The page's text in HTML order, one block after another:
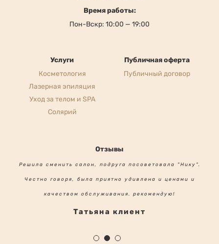
Пон-Вскр: 10:00 — 19:00
Косметология
Лазерная эпиляция
Уход за телом и SPA
Солярий
Публичный договор
Решила сменить салон, подруга посоветовала "Нику".
Честно говоря, была приятно удивлена и ценами и
качеством обслуживания. рекомендую!
Татьяна клиент